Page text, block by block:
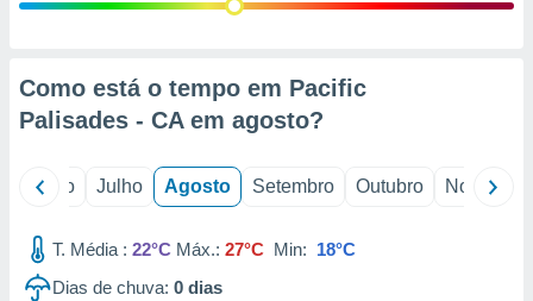
através
estudos
Como está o tempo em Pacific
Palisades - CA em agosto?
Junho Julho Agosto Setembro Outubro Novembro
T. Média : 22°C Máx.: 27°C Min: 18°C
Dias de chuva: 0 dias